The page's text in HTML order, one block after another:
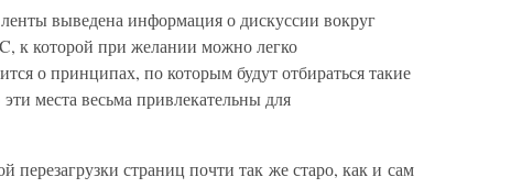
выведена информация о дискуссии вокруг
к которой при желании можно легко
о принципах, по которым будут отбираться такие
места весьма привлекательны для
перезагрузки страниц почти так же старо, как и сам